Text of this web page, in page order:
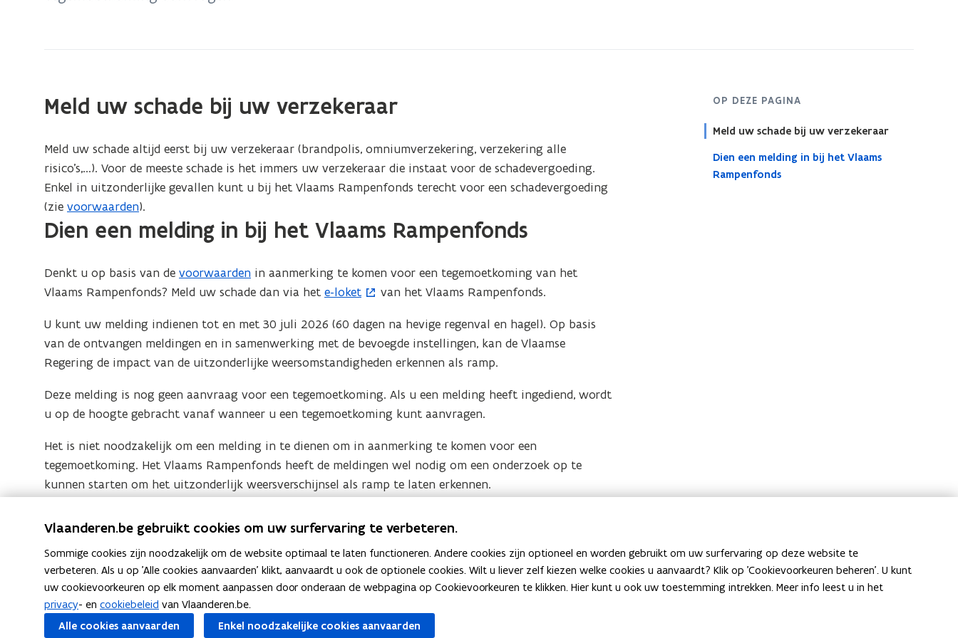
2026
OP DEZE PAGINA
Meld uw schade bij uw verzekeraar
Dien een melding in bij het Vlaams
Rampenfonds
Meld uw schade bij uw verzekeraar
Meld uw schade altijd eerst bij uw verzekeraar (brandpolis, omniumverzekering, verzekering alle
risico’s,...). Voor de meeste schade is het immers uw verzekeraar die instaat voor de schadevergoeding.
Enkel in uitzonderlijke gevallen kunt u bij het Vlaams Rampenfonds terecht voor een schadevergoeding
(zievoorwaarden).
Dien een melding in bij het Vlaams Rampenfonds
Denkt u op basis van devoorwaarden in aanmerking te komen voor een tegemoetkoming van het
Vlaams Rampenfonds? Meld uw schade dan via hete-loket
(
p
e
n
t
i
n
i
e
w
e
van het Vlaams Rampenfonds.
U kunt uw melding indienen tot en met 30 juli 2026 (60 dagen na hevige regenval en hagel). Op basis
van de ontvangen meldingen en in samenwerking met de bevoegde instellingen, kan de Vlaamse
Regering de impact van de uitzonderlijke weersomstandigheden erkennen als ramp.
Deze melding is nog geen aanvraag voor een tegemoetkoming. Als u een melding heeft ingediend, wordt
u op de hoogte gebracht vanaf wanneer u een tegemoetkoming kunt aanvragen.
Het is niet noodzakelijk om een melding in te dienen om in aanmerking te komen voor een
tegemoetkoming. Het Vlaams Rampenfonds heeft de meldingen wel nodig om een onderzoek op te
kunnen starten om het uitzonderlijk weersverschijnsel als ramp te laten erkennen.
30 en 31 mei 2026 in het Vlaams Gewest, zonder eerst een melding aan te maken voor de schade die u
geleden hebt? Bekijk dan zeker regelmatig deze webpagina’s.
Deel deze pagina
F
K
Vlaanderen.be gebruikt cookies om uw surfervaring te verbeteren.
Sommige cookies zijn noodzakelijk om de website optimaal te laten functioneren. Andere cookies zijn optioneel en worden gebruikt om uw surfervaring op deze website te
verbeteren. Als u op 'Alle cookies aanvaarden' klikt, aanvaardt u ook de optionele cookies. Wilt u liever zelf kiezen welke cookies u aanvaardt? Klik op 'Cookievoorkeuren beheren'. U kunt
uw cookievoorkeuren op elk moment aanpassen door onderaan de webpagina op Cookievoorkeuren te klikken. Hier kunt u ook uw toestemming intrekken. Meer info leest u in het
privacy- en cookiebeleid van Vlaanderen.be.
Alle cookies aanvaarden Enkel noodzakelijke cookies aanvaarden